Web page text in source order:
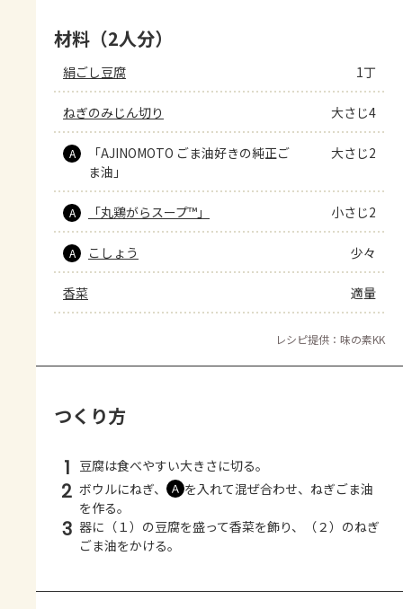
材料（2人分）
絹ごし豆腐 1丁
ねぎのみじん切り 大さじ4
A
「AJINOMOTO ごま油好きの純正ご
ま油」
大さじ2
A 「丸鶏がらスープ™」 小さじ2
A こしょう 少々
香菜 適量
レシピ提供：味の素KK
つくり方
1 豆腐は食べやすい大きさに切る。
2 ボウルにねぎ、 Ａ を入れて混ぜ合わせ、ねぎごま油
を作る。
3 器に（１）の豆腐を盛って香菜を飾り、（２）のねぎ
ごま油をかける。